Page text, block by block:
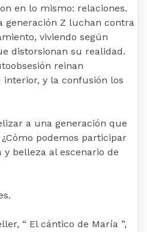
en lo mismo: relaciones.
generación Z luchan contra
viviendo según
distorsionan su realidad.
reinan
y la confusión los
a una generación que
podemos participar
belleza al escenario de
“ El cántico de María ”,